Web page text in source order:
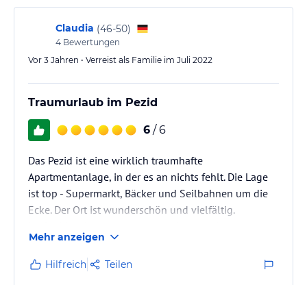
Claudia (46-50)
4 Bewertungen
Vor 3 Jahren • Verreist als Familie im Juli 2022
Traumurlaub im Pezid
6 / 6
Das Pezid ist eine wirklich traumhafte
Apartmentanlage, in der es an nichts fehlt. Die Lage
ist top - Supermarkt, Bäcker und Seilbahnen um die
Ecke. Der Ort ist wunderschön und vielfältig.
anderen Familie. Beide Apartments waren bestens
ausgestattet und boten reichlich Platz. Die Betten
waren sehr bequem und es fehlte an nichts. Das
Mehr anzeigen
Hilfreich Teilen